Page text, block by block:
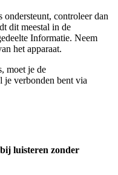
controleer dan
dit meestal in de
Informatie. Neem
het apparaat.
moet je de
je verbonden bent via
luisteren zonder